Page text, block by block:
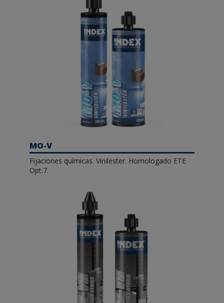
MO-V
Fijaciones químicas. Vinilester. Homologado ETE
Opt.7.